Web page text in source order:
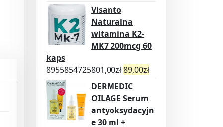
Visanto
Naturalna
witamina K2-
MK7 200mcg 60
kaps
8955854725801,00zł89,00zł
DERMEDIC
OILAGE Serum
antyoksydacyjn
e 30 ml +